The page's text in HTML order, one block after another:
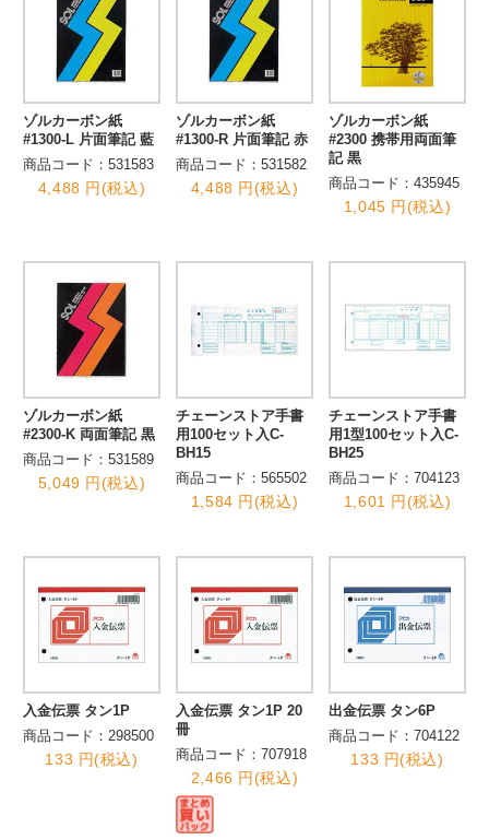
ゾルカーボン紙
#1300-L 片面筆記 藍
商品コード：531583
4,488 円(税込)
ゾルカーボン紙
#1300-R 片面筆記 赤
商品コード：531582
4,488 円(税込)
ゾルカーボン紙
#2300 携帯用両面筆
記 黒
商品コード：435945
1,045 円(税込)
ゾルカーボン紙
#2300-K 両面筆記 黒
商品コード：531589
5,049 円(税込)
チェーンストア手書
用100セット入C-
BH15
商品コード：565502
1,584 円(税込)
チェーンストア手書
用1型100セット入C-
BH25
商品コード：704123
1,601 円(税込)
入金伝票 タン1P
商品コード：298500
133 円(税込)
入金伝票 タン1P 20
冊
商品コード：707918
2,466 円(税込)
出金伝票 タン6P
商品コード：704122
133 円(税込)